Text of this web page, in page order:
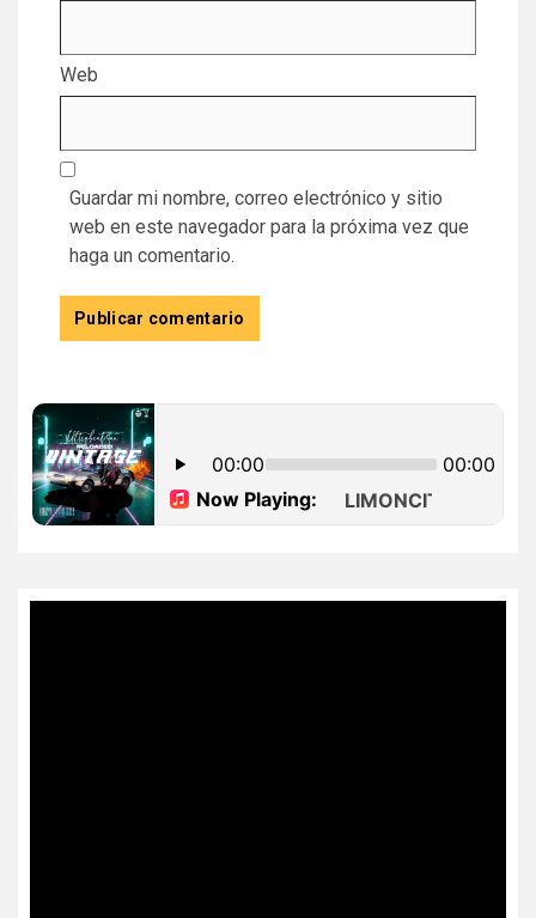
Web
Guardar mi nombre, correo electrónico y sitio
web en este navegador para la próxima vez que
haga un comentario.